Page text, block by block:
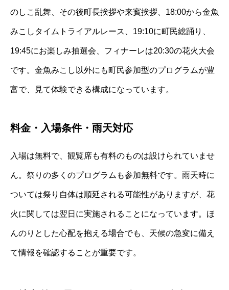
のしこ乱舞、その後町長挨拶や来賓挨拶、18:00から金魚
みこしタイムトライアルレース、19:10に町民総踊り、
19:45にお楽しみ抽選会、フィナーレは20:30の花火大会
です。金魚みこし以外にも町民参加型のプログラムが豊
富で、見て体験できる構成になっています。
料金・入場条件・雨天対応
入場は無料で、観覧席も有料のものは設けられていませ
ん。祭りの多くのプログラムも参加無料です。雨天時に
ついては祭り自体は順延される可能性がありますが、花
火に関しては翌日に実施されることになっています。ほ
んのりとした心配を抱える場合でも、天候の急変に備え
て情報を確認することが重要です。